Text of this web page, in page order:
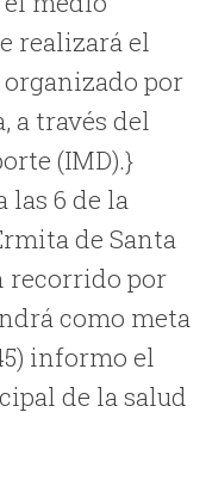
realizará el
por
a través del
(IMD).}
las 6 de la
de Santa
recorrido por
como meta
informo el
de la salud